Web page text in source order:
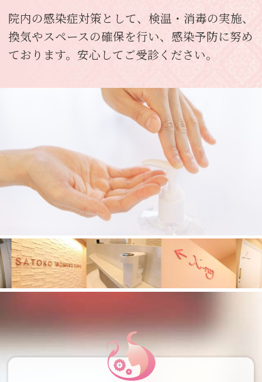
院内の感染症対策として、検温・消毒の実施、
換気やスペースの確保を行い、感染予防に努め
ております。安心してご受診ください。